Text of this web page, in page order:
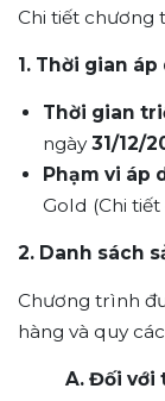
Chi tiết chương
1. Thời gian áp
Thời gian
ngày31/12/
Phạm vi áp
Gold (Chi
2. Danh sách
Chương trình
hàng và quy
A. Đối với